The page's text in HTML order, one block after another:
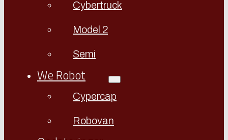
Cybertruck
Model 2
Semi
We Robot
Cypercap
Robovan